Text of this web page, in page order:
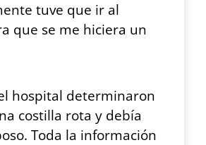
tuve que ir al
que se me hiciera un
hospital determinaron
costilla rota y debía
Toda la información